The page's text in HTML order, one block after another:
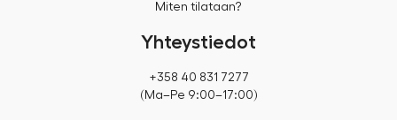
Miten tilataan?
Yhteystiedot
+358 40 831 7277
(Ma–Pe 9:00–17:00)